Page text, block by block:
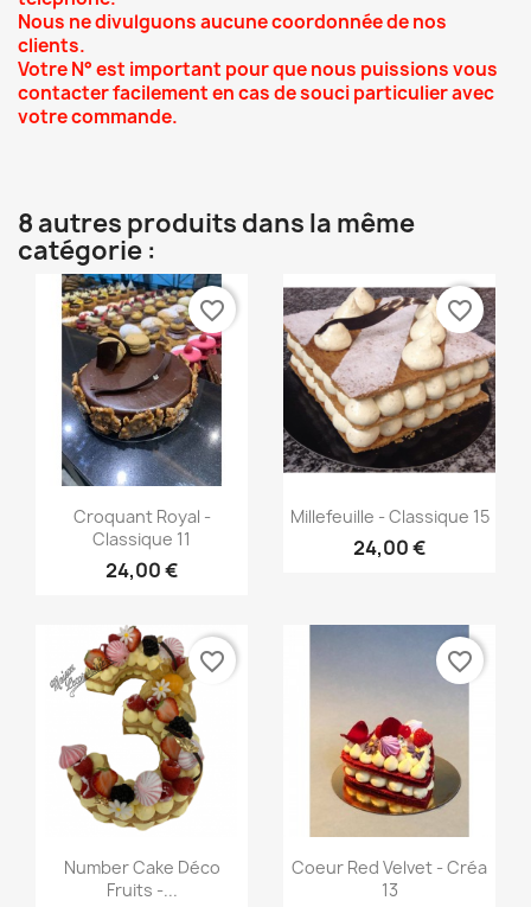
Nous ne divulguons aucune coordonnée de nos
clients.
Votre N° est important pour que nous puissions vous
contacter facilement en cas de souci particulier avec
votre commande.
8 autres produits dans la même
catégorie :
Aperçu rapide
Croquant Royal -
Classique 11
24,00 €
favorite_border
Aperçu rapide
Millefeuille - Classique 15
24,00 €
favorite_border
Aperçu rapide
Number Cake Déco
Fruits -...
favorite_border
Aperçu rapide
Coeur Red Velvet - Créa
13
favorite_border